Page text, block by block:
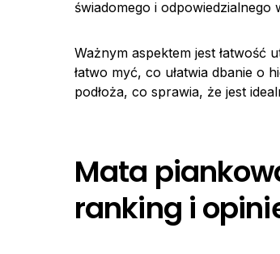
świadomego i odpowiedzialnego
Ważnym aspektem jest łatwość
łatwo myć, co ułatwia dbanie o
podłoża, co sprawia, że jest
Mata
ranking i